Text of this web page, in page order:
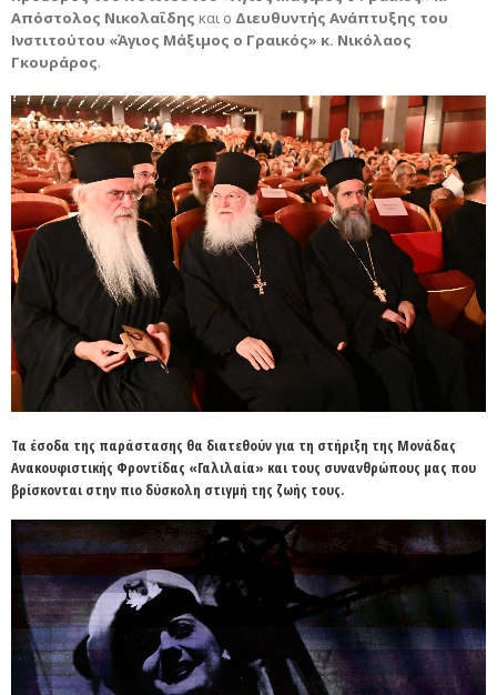
Απόστολος Νικολαΐδης και ο Διευθυντής Ανάπτυξης του
Ινστιτούτου «Άγιος Μάξιμος ο Γραικός» κ. Νικόλαος
Γκουράρος.
Τα έσοδα της παράστασης θα διατεθούν για τη στήριξη της Μονάδας
Ανακουφιστικής Φροντίδας «Γαλιλαία» και τους συνανθρώπους μας που
βρίσκονται στην πιο δύσκολη στιγμή της ζωής τους.